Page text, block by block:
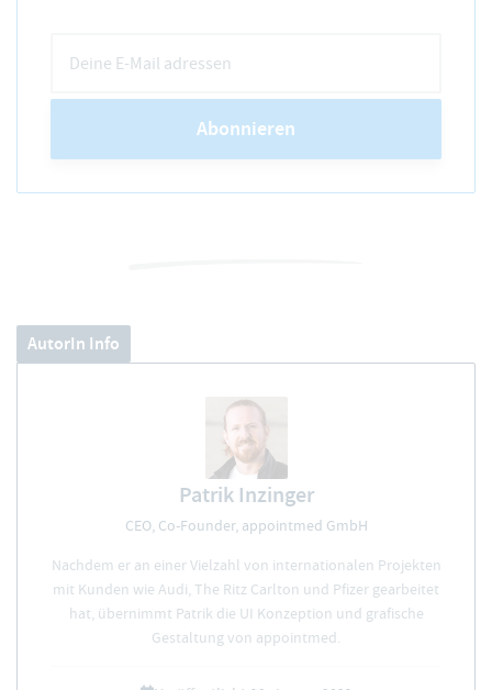
Abonnieren
AutorIn Info
Patrik Inzinger
CEO, Co-Founder, appointmed GmbH
Nachdem er an einer Vielzahl von internationalen Projekten
mit Kunden wie Audi, The Ritz Carlton und Pfizer gearbeitet
hat, übernimmt Patrik die UI Konzeption und grafische
Gestaltung von appointmed.